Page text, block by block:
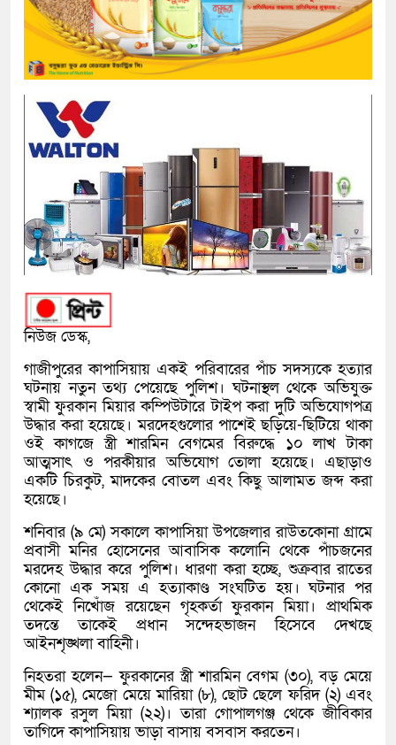
নিউজ ডেস্ক,
গাজীপুরের কাপাসিয়ায় একই পরিবারের পাঁচ সদস্যকে হত্যার
ঘটনায় নতুন তথ্য পেয়েছে পুলিশ। ঘটনাস্থল থেকে অভিযুক্ত
স্বামী ফুরকান মিয়ার কম্পিউটারে টাইপ করা দুটি অভিযোগপত্র
উদ্ধার করা হয়েছে। মরদেহগুলোর পাশেই ছড়িয়ে-ছিটিয়ে থাকা
ওই কাগজে স্ত্রী শারমিন বেগমের বিরুদ্ধে ১০ লাখ টাকা
আত্মসাৎ ও পরকীয়ার অভিযোগ তোলা হয়েছে। এছাড়াও
একটি চিরকুট, মাদকের বোতল এবং কিছু আলামত জব্দ করা
হয়েছে।
শনিবার (৯ মে) সকালে কাপাসিয়া উপজেলার রাউতকোনা গ্রামে
প্রবাসী মনির হোসেনের আবাসিক কলোনি থেকে পাঁচজনের
মরদেহ উদ্ধার করে পুলিশ। ধারণা করা হচ্ছে, শুক্রবার রাতের
কোনো এক সময় এ হত্যাকাণ্ড সংঘটিত হয়। ঘটনার পর
থেকেই নিখোঁজ রয়েছেন গৃহকর্তা ফুরকান মিয়া। প্রাথমিক
তদন্তে তাকেই প্রধান সন্দেহভাজন হিসেবে দেখছে
আইনশৃঙ্খলা বাহিনী।
নিহতরা হলেন— ফুরকানের স্ত্রী শারমিন বেগম (৩০), বড় মেয়ে
মীম (১৫), মেজো মেয়ে মারিয়া (৮), ছোট ছেলে ফরিদ (২) এবং
শ্যালক রসুল মিয়া (২২)। তারা গোপালগঞ্জ থেকে জীবিকার
তাগিদে কাপাসিয়ায় ভাড়া বাসায় বসবাস করতেন।